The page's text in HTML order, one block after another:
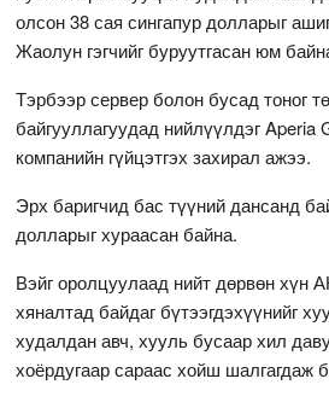
олсон 38 сая сингапур долларыг
Жаолун гэгчийг буруутгасан юм
Тэрбээр сервер болон бусад тоног
байгууллагуудад нийлүүлдэг Aperia
компанийн гүйцэтгэх захирал ажээ.
Эрх баригчид бас түүний дансанд
долларыг хураасан байна.
Вэйг оролцуулаад нийт дөрвөн хүн
хяналтад байдаг бүтээгдэхүүнийг
худалдан авч, хууль бусаар хил
хоёрдугаар сараас хойш шалгагдаж